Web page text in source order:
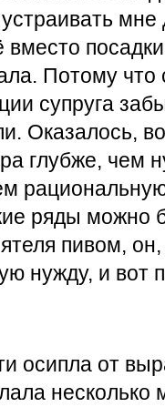
вместо
Потому что
супруга
Оказалось,
глубже, чем
ряды можно
пивом,
нужду, и вот
осипла от
несколько